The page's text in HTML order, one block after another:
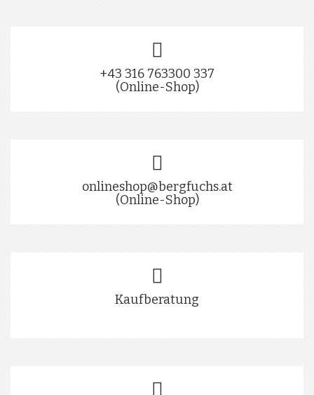
+43 316 763300 337
(Online-Shop)
onlineshop@bergfuchs.at
(Online-Shop)
Kaufberatung